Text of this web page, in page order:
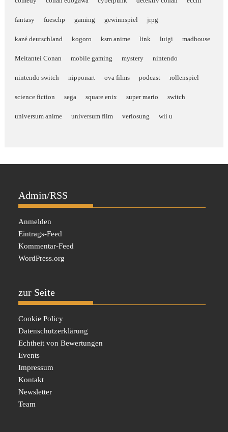
fantasy fueschp gaming gewinnspiel jrpg
kazé deutschland kogoro ksm anime link luigi madhouse
Meitantei Conan mobile gaming mystery nintendo
nintendo switch nipponart ova films podcast rollenspiel
science fiction sega square enix super mario switch
universum anime universum film verlosung wii u
Admin/RSS
Anmelden
Eintrags-Feed
Kommentar-Feed
WordPress.org
zur Seite
Cookie Policy
Datenschutzerklärung
Echtheit von Bewertungen
Events
Impressum
Kontakt
Newsletter
Team